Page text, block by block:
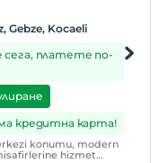
Gebze, Kocaeli
сега, платете по-
кредитна карта!
konumu, modern
hizmet